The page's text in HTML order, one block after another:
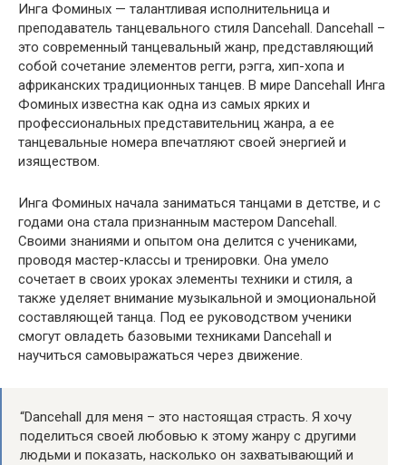
Инга Фоминых — талантливая исполнительница и
преподаватель танцевального стиля Dancehall. Dancehall –
это современный танцевальный жанр, представляющий
собой сочетание элементов регги, рэгга, хип-хопа и
африканских традиционных танцев. В мире Dancehall Инга
Фоминых известна как одна из самых ярких и
профессиональных представительниц жанра, а ее
танцевальные номера впечатляют своей энергией и
изяществом.
Инга Фоминых начала заниматься танцами в детстве, и с
годами она стала признанным мастером Dancehall.
Своими знаниями и опытом она делится с учениками,
проводя мастер-классы и тренировки. Она умело
сочетает в своих уроках элементы техники и стиля, а
также уделяет внимание музыкальной и эмоциональной
составляющей танца. Под ее руководством ученики
смогут овладеть базовыми техниками Dancehall и
научиться самовыражаться через движение.
“Dancehall для меня – это настоящая страсть. Я хочу
поделиться своей любовью к этому жанру с другими
людьми и показать, насколько он захватывающий и